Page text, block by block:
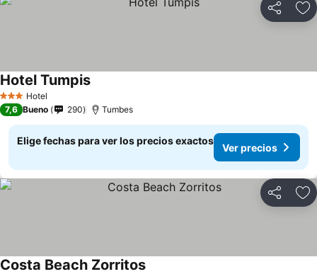
Compartir
3 Estrellas
Hotel
Hotel Tumpis
7,6 Bueno 290 Tumbes
Elige fechas para ver los precios exactos
Ver precios
Compartir
Costa Beach Zorritos